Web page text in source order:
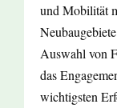
und Mobilität
Auswahl von
das
wichtigsten